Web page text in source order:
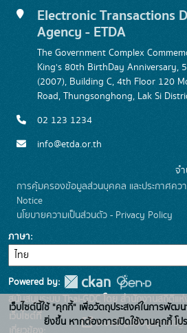
Electronic Transactions
Agency - ETDA
The Government Complex
King's 80th BirthDay Anniversary,
(2007), Building C, 4th Floor 120
Road, Thungsonghong, Lak Si
02 123 1234
info@etda.or.th
จ
การคุ้มครองข้อมูลส่วนบุคคล และประกาศคว
Notice
นโยบายความเป็นส่วนตัว - Privacy Policy
ภาษา
Powered by:
สนับสนุนระบบ Thai-GDC โดย สำนักงานสถิติแ
เว็บไซต์ที่
ระบบบัญชีข้อมูลภาครัฐ
เว็บไซต์นี้ใช้ "คุกกี้" เพื่อวัตถุประสงค์ในการพัฒ
ยิ่งขึ้น หากต้องการเปิดใช้งานคุกกี้ โ